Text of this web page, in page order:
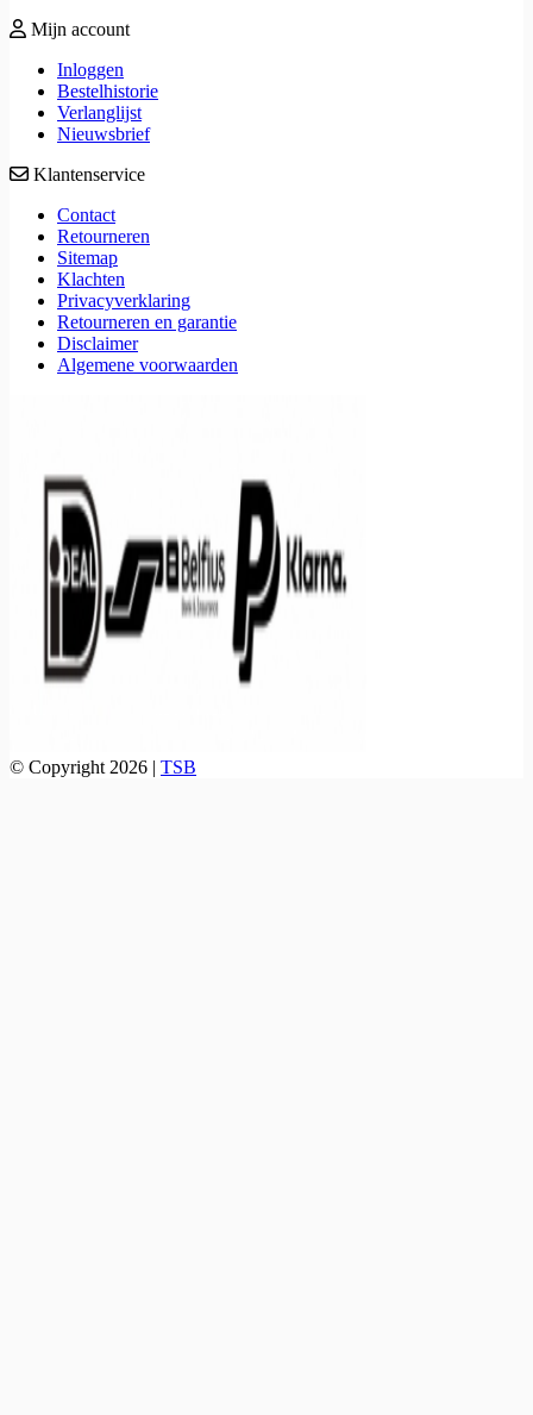
Mijn account
Inloggen
Bestelhistorie
Verlanglijst
Nieuwsbrief
Klantenservice
Contact
Retourneren
Sitemap
Klachten
Privacyverklaring
Retourneren en garantie
Disclaimer
Algemene voorwaarden
© Copyright 2026 | TSB